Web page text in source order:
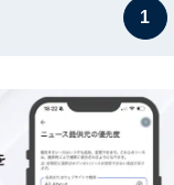
1